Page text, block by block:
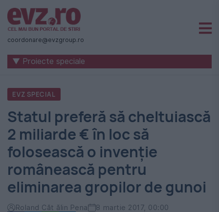
Știri
naționale
internaționale
România
-
Evenimentul
Zilei
coordonare@evzgroup.ro
▼ Proiecte speciale
EVZ SPECIAL
Statul preferă să cheltuiască
2 miliarde € în loc să
folosească o invenție
românească pentru
eliminarea gropilor de gunoi
Roland Căt ălin Pena 8 martie 2017, 00:00